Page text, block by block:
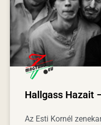
Hallgass Hazait
Az Esti Kornél